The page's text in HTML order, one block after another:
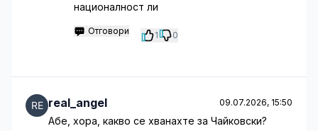
националност ли
Отговори 1 0
real_angel 09.07.2026, 15:50
Абе, хора, какво се хванахте за Чайковски?